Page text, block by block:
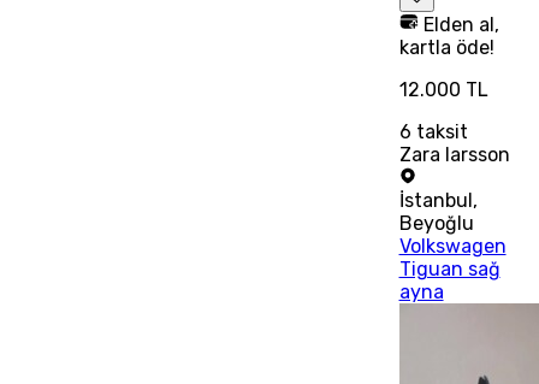
Elden al,
kartla öde!
12.000 TL
6 taksit
Zara larsson
İstanbul ,
Beyoğlu
Volkswagen
Tiguan sağ
ayna